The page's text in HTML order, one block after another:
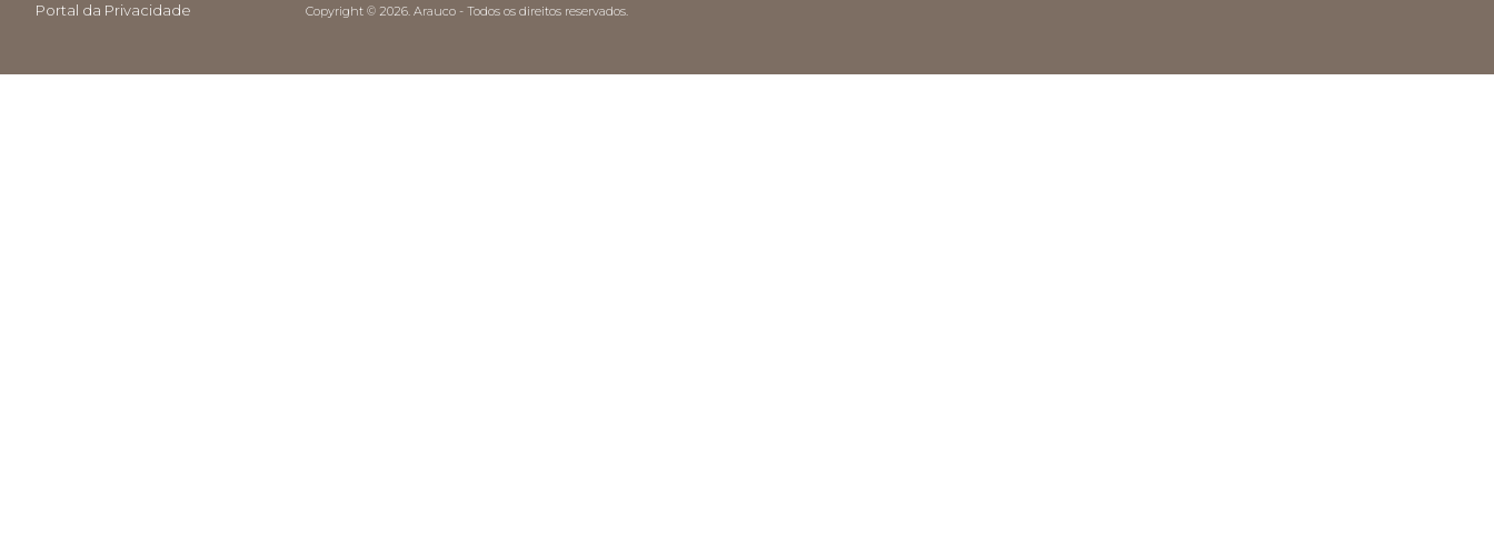
Portal da Privacidade Copyright © 2026. Arauco - Todos os direitos reservados.